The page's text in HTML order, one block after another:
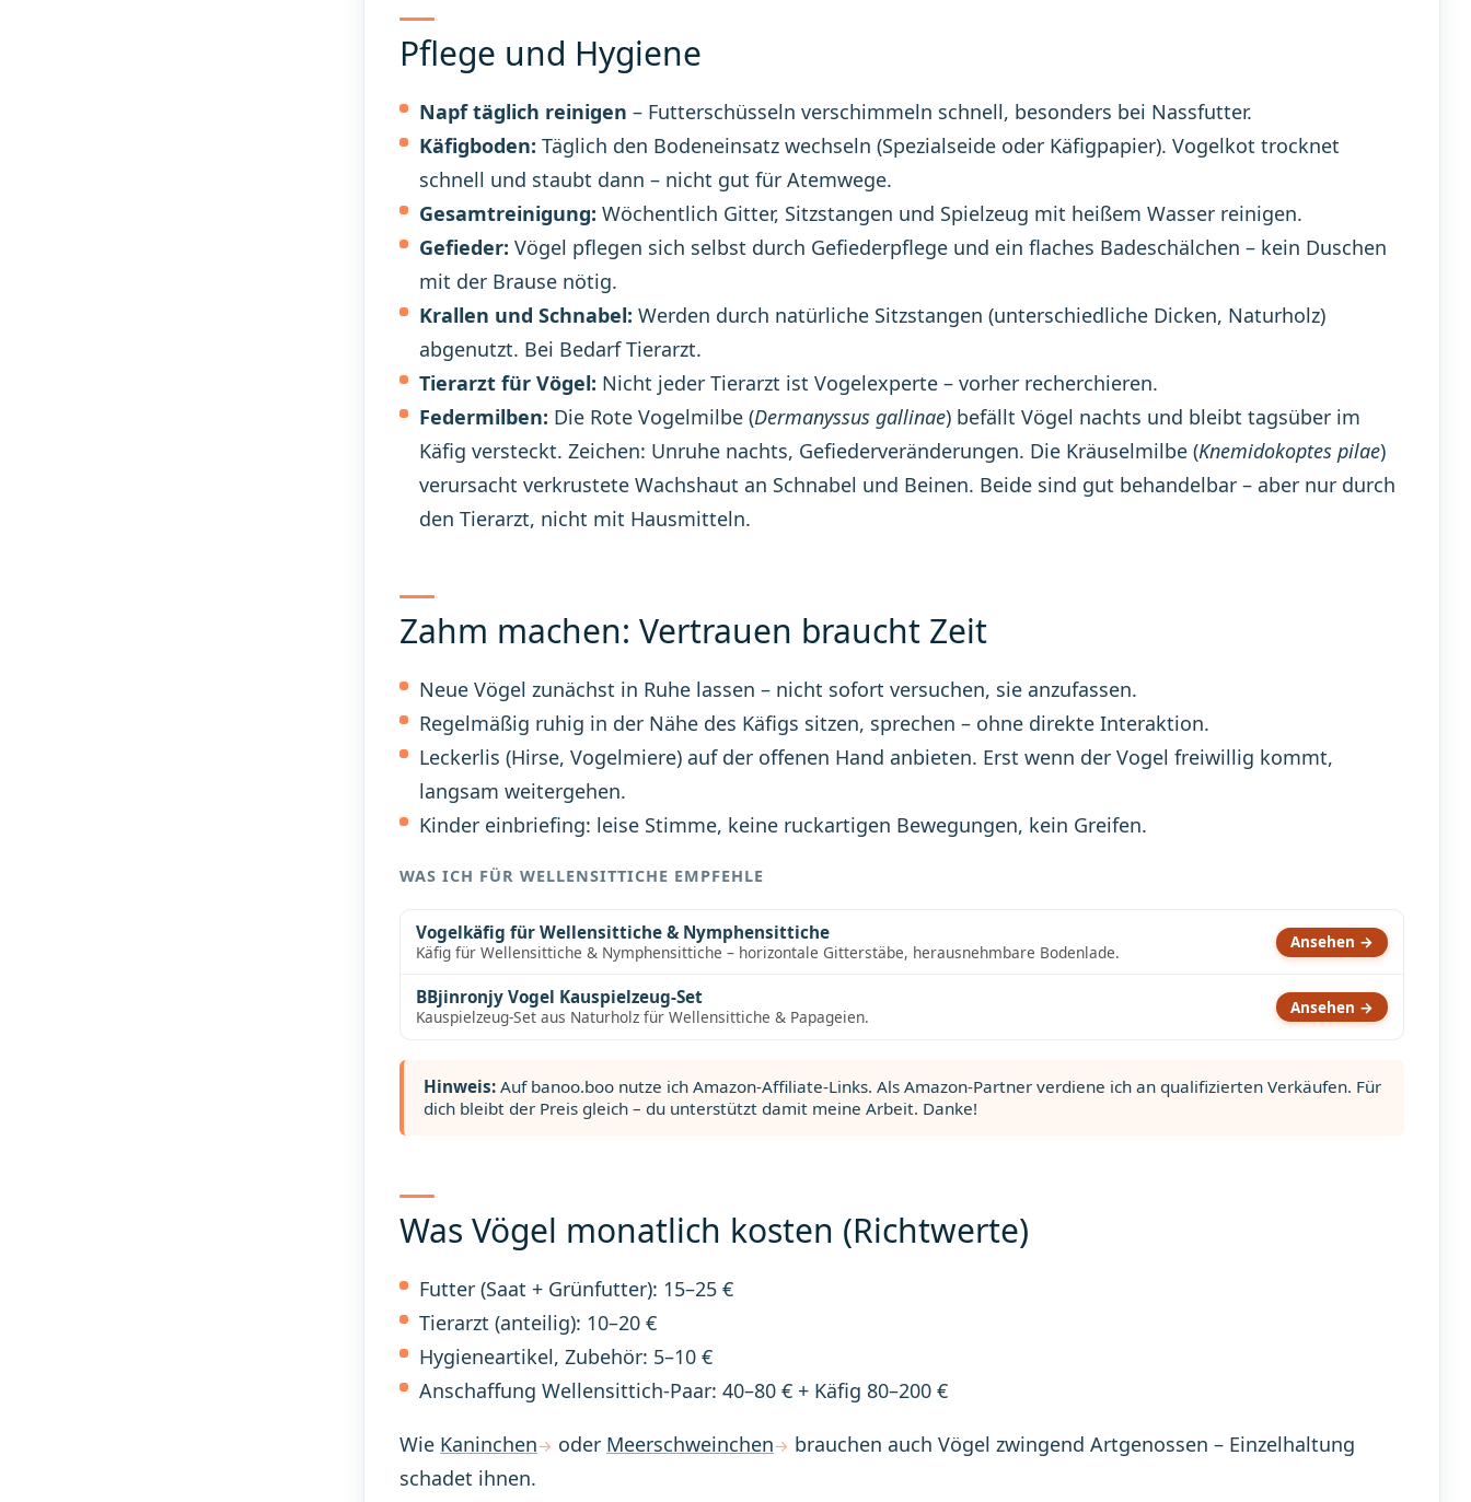
Pflege und Hygiene
Napf täglich reinigen – Futterschüsseln verschimmeln schnell, besonders bei Nassfutter.
Käfigboden: Täglich den Bodeneinsatz wechseln (Spezialseide oder Käfigpapier). Vogelkot trocknet
schnell und staubt dann – nicht gut für Atemwege.
Gesamtreinigung: Wöchentlich Gitter, Sitzstangen und Spielzeug mit heißem Wasser reinigen.
Gefieder: Vögel pflegen sich selbst durch Gefiederpflege und ein flaches Badeschälchen – kein Duschen
mit der Brause nötig.
Krallen und Schnabel: Werden durch natürliche Sitzstangen (unterschiedliche Dicken, Naturholz)
abgenutzt. Bei Bedarf Tierarzt.
Tierarzt für Vögel: Nicht jeder Tierarzt ist Vogelexperte – vorher recherchieren.
Federmilben: Die Rote Vogelmilbe (Dermanyssus gallinae) befällt Vögel nachts und bleibt tagsüber im
Käfig versteckt. Zeichen: Unruhe nachts, Gefiederveränderungen. Die Kräuselmilbe (Knemidokoptes pilae)
verursacht verkrustete Wachshaut an Schnabel und Beinen. Beide sind gut behandelbar – aber nur durch
den Tierarzt, nicht mit Hausmitteln.
Zahm machen: Vertrauen braucht Zeit
Neue Vögel zunächst in Ruhe lassen – nicht sofort versuchen, sie anzufassen.
Regelmäßig ruhig in der Nähe des Käfigs sitzen, sprechen – ohne direkte Interaktion.
Leckerlis (Hirse, Vogelmiere) auf der offenen Hand anbieten. Erst wenn der Vogel freiwillig kommt,
langsam weitergehen.
Kinder einbriefing: leise Stimme, keine ruckartigen Bewegungen, kein Greifen.
WAS ICH FÜR WELLENSITTICHE EMPFEHLE
Vogelkäfig für Wellensittiche & Nymphensittiche
Käfig für Wellensittiche & Nymphensittiche – horizontale Gitterstäbe, herausnehmbare Bodenlade. Ansehen →
BBjinronjy Vogel Kauspielzeug-Set
Kauspielzeug-Set aus Naturholz für Wellensittiche & Papageien. Ansehen →
Hinweis: Auf banoo.boo nutze ich Amazon-Affiliate-Links. Als Amazon-Partner verdiene ich an qualifizierten Verkäufen. Für
dich bleibt der Preis gleich – du unterstützt damit meine Arbeit. Danke!
Was Vögel monatlich kosten (Richtwerte)
Futter (Saat + Grünfutter): 15–25 €
Tierarzt (anteilig): 10–20 €
Hygieneartikel, Zubehör: 5–10 €
Anschaffung Wellensittich-Paar: 40–80 € + Käfig 80–200 €
Wie Kaninchen oder Meerschweinchen
brauchen auch Vögel zwingend Artgenossen – Einzelhaltung
schadet ihnen.